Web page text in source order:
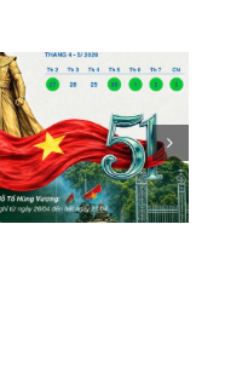
Thông báo
lịch nghỉ Tết
2026 360
CORP